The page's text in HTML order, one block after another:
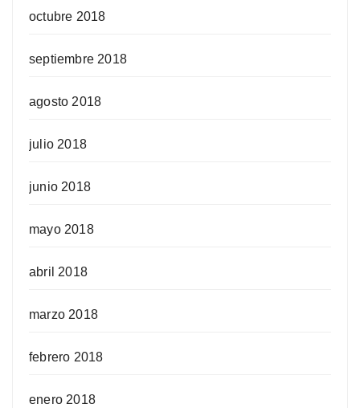
octubre 2018
septiembre 2018
agosto 2018
julio 2018
junio 2018
mayo 2018
abril 2018
marzo 2018
febrero 2018
enero 2018